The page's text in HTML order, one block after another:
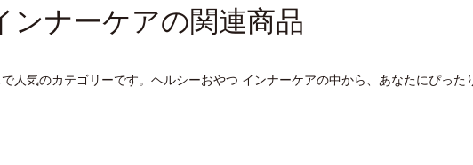
ンナーケアの関連商品
人気のカテゴリーです。ヘルシーおやつ インナーケアの中から、あなたにぴった